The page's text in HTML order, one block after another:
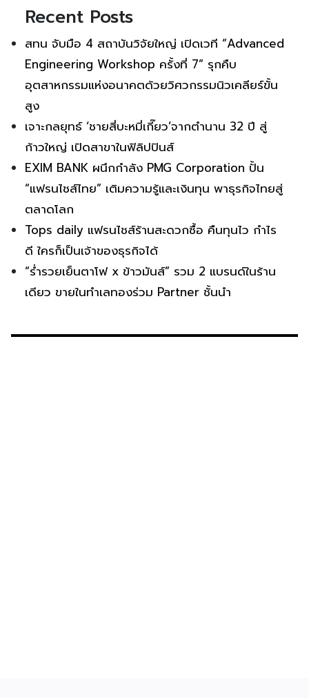
Recent Posts
สทน จับมือ 4 สถาบันวิจัยใหญ่ เปิดเวที “Advanced
Engineering Workshop ครั้งที่ 7” รุกคืบ
อุตสาหกรรมแห่งอนาคตด้วยวิศวกรรมนิวเคลียร์ขั้น
สูง
เจาะกลยุทธ์ ‘ชายสี่บะหมี่เกี๊ยว’จากตำนาน 32 ปี สู่
ก้าวใหญ่ เปิดสาขาในฟิลิปปินส์
EXIM BANK ผนึกกำลัง PMG Corporation ปั้น
“แฟรนไชส์ไทย” เติมความรู้และเงินทุน พาธุรกิจไทยสู่
ตลาดโลก
Tops daily แฟรนไชส์ร้านสะดวกซื้อ คืนทุนไว กำไร
ดี ใครก็เป็นเจ้าของธุรกิจได้
“ร่ำรวยเย็นตาโฟ x ข้าวมันส์” รวม 2 แบรนด์ในร้าน
เดียว ขายในทำเลทองร่วม Partner ชั้นนำ